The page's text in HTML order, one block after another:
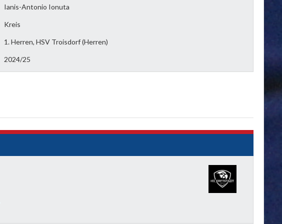
Ianis-Antonio Ionuta
Kreis
1. Herren, HSV Troisdorf (Herren)
2024/25